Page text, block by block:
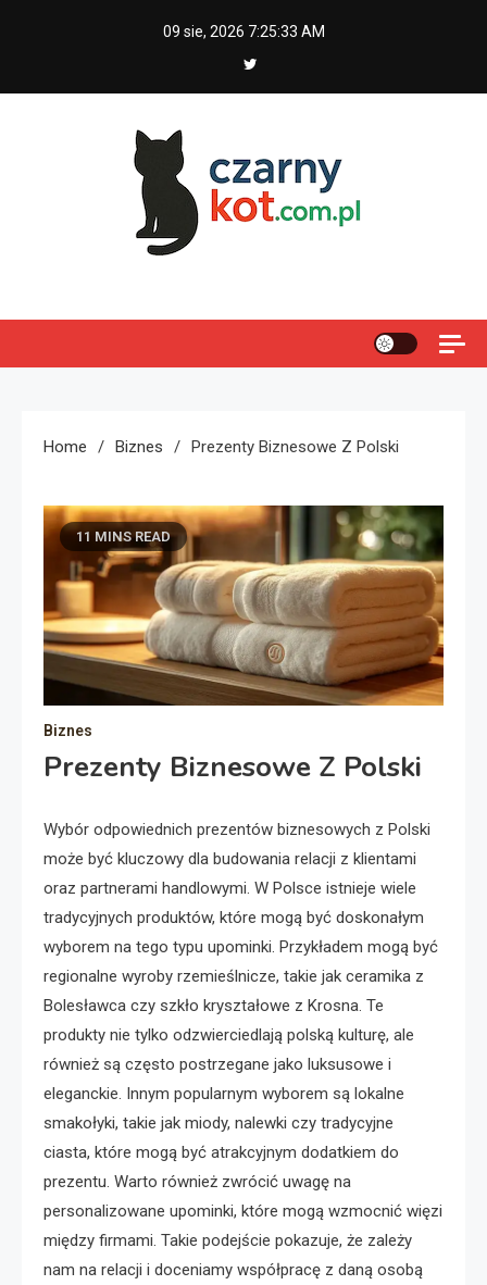
09 sie, 2026 7:25:34 AM
Home Biznes Prezenty Biznesowe Z Polski
11 MINS READ
Biznes
Prezenty Biznesowe Z Polski
Wybór odpowiednich prezentów biznesowych z Polski
może być kluczowy dla budowania relacji z klientami
oraz partnerami handlowymi. W Polsce istnieje wiele
tradycyjnych produktów, które mogą być doskonałym
wyborem na tego typu upominki. Przykładem mogą być
regionalne wyroby rzemieślnicze, takie jak ceramika z
Bolesławca czy szkło kryształowe z Krosna. Te
produkty nie tylko odzwierciedlają polską kulturę, ale
również są często postrzegane jako luksusowe i
eleganckie. Innym popularnym wyborem są lokalne
smakołyki, takie jak miody, nalewki czy tradycyjne
ciasta, które mogą być atrakcyjnym dodatkiem do
prezentu. Warto również zwrócić uwagę na
personalizowane upominki, które mogą wzmocnić więzi
między firmami. Takie podejście pokazuje, że zależy
nam na relacji i doceniamy współpracę z daną osobą